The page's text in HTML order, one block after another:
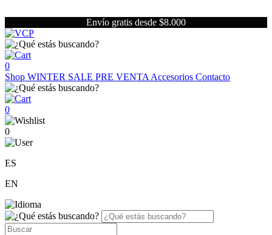
Envío gratis desde $8.000
0
Shop WINTER SALE PRE VENTA Accesorios Contacto
0
0
ES
EN